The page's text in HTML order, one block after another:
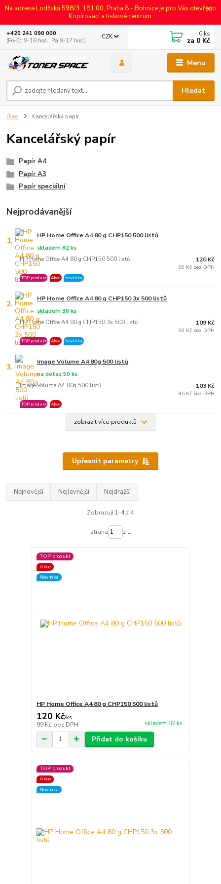
Na adrese Lodžská 598/3, 181 00, Praha 8 - Bohnice je pro Vás otevřeno
Kopírovací a tiskové centrum.
Menu
CZK
Hledat
+420 241 090 000
(Po-Čt 9-18 hod., Pá 9-17 hod.)
0 ks
za 0 Kč
Úvod Kancelářský papír
Kancelářský papír
Papír A4
Papír A3
Papír speciální
Nejprodávanější
1. HP Home Office A4 80 g CHP150 500 listů
HP Home Office A4 80 g CHP150 500 listů
skladem 82 ks
TOP produkt Akce Novinka
120 Kč
99 Kč bez DPH
2. HP Home Office A4 80 g CHP150 3x 500 listů
HP Home Office A4 80 g CHP150 3x 500 listů
skladem 30 ks
TOP produkt Akce Novinka
109 Kč
90 Kč bez DPH
3. Image Volume A4 80g 500 listů
Image Volume A4 80g 500 listů
na dotaz 50 ks
TOP produkt Akce
103 Kč
85 Kč bez DPH
zobrazit více produktů
Upřesnit parametry
Nejnovější Nejlevnější Nejdražší
Zobrazuji 1-4 z 4
strana z 1
TOP produkt
Akce
Novinka
HP Home Office A4 80 g CHP150 500 listů
120 Kč/ks
99 Kč bez DPH skladem 82 ks
Přidat do košíku
TOP produkt
Akce
Novinka